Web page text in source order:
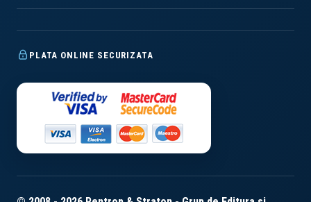
PLATA ONLINE SECURIZATA